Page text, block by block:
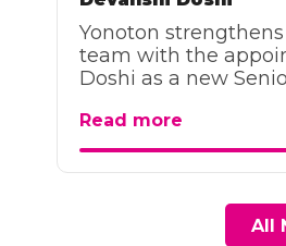
Yonoton
team with the
Doshi as a new
Read more
All